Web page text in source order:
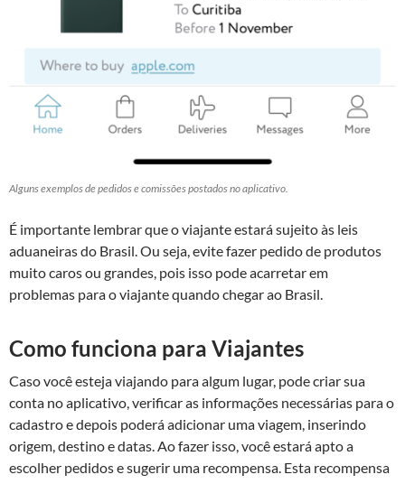
Alguns exemplos de pedidos e comissões postados no aplicativo.
É importante lembrar que o viajante estará sujeito às leis
aduaneiras do Brasil. Ou seja, evite fazer pedido de produtos
muito caros ou grandes, pois isso pode acarretar em
problemas para o viajante quando chegar ao Brasil.
Como funciona para Viajantes
Caso você esteja viajando para algum lugar, pode criar sua
conta no aplicativo, verificar as informações necessárias para o
cadastro e depois poderá adicionar uma viagem, inserindo
origem, destino e datas. Ao fazer isso, você estará apto a
escolher pedidos e sugerir uma recompensa. Esta recompensa